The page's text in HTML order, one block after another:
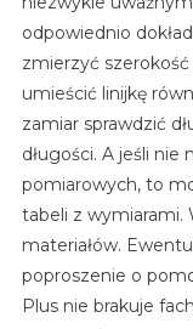
odpowiednio
zmierzyć
umieścić linijkę
zamiar sprawdzić
długości. A jeśli nie
pomiarowych, to
tabeli z wymiarami.
materiałów.
poproszenie o
Plus nie brakuje